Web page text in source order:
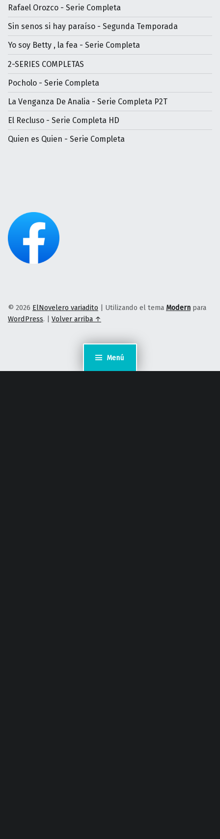
Menú
Rafael Orozco - Serie Completa
Sin senos si hay paraíso - Segunda Temporada
Yo soy Betty , la fea - Serie Completa
2-SERIES COMPLETAS
Pocholo - Serie Completa
La Venganza De Analia - Serie Completa P2T
El Recluso - Serie Completa HD
Quien es Quien - Serie Completa
© 2026 ElNovelero variadito | Utilizando el tema Modern para
WordPress. | Volver arriba ↑